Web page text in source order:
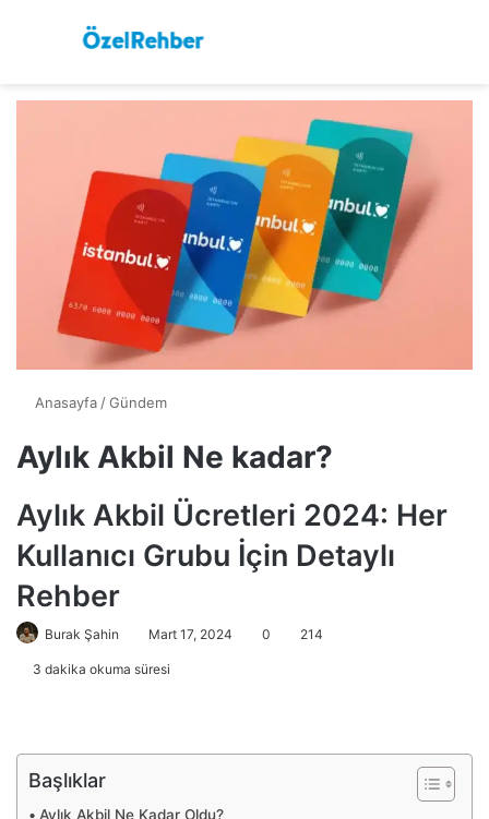
Menü
Anasayfa /Gündem
Aylık Akbil Ne kadar?
Aylık Akbil Ücretleri 2024: Her
Kullanıcı Grubu İçin Detaylı
Rehber
Burak Şahin Mart 17, 2024 0 214
3 dakika okuma süresi
Başlıklar
Aylık Akbil Ne Kadar Oldu?